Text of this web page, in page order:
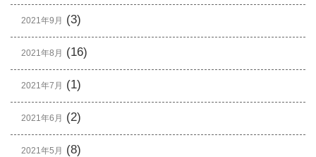
2021年9月 (3)
2021年8月 (16)
2021年7月 (1)
2021年6月 (2)
2021年5月 (8)